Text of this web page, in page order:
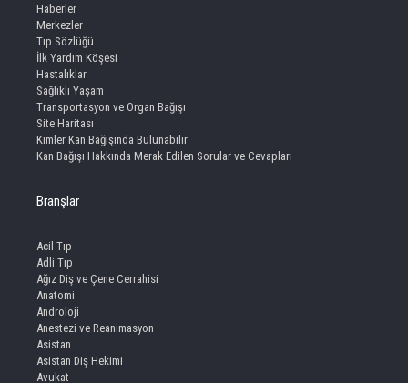
Haberler
Merkezler
Tıp Sözlüğü
İlk Yardım Köşesi
Hastalıklar
Sağlıklı Yaşam
Transportasyon ve Organ Bağışı
Site Haritası
Kimler Kan Bağışında Bulunabilir
Kan Bağışı Hakkında Merak Edilen Sorular ve Cevapları
Branşlar
Acil Tıp
Adli Tıp
Ağız Diş ve Çene Cerrahisi
Anatomi
Androloji
Anestezi ve Reanimasyon
Asistan
Asistan Diş Hekimi
Avukat